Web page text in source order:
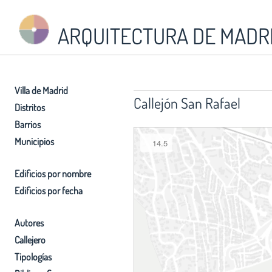
ARQUITECTURA DE
Villa de Madrid
Distritos
Barrios
Municipios
Edificios por nombre
Edificios por fecha
Autores
Callejero
Tipologías
Callejón San Rafael
14.5